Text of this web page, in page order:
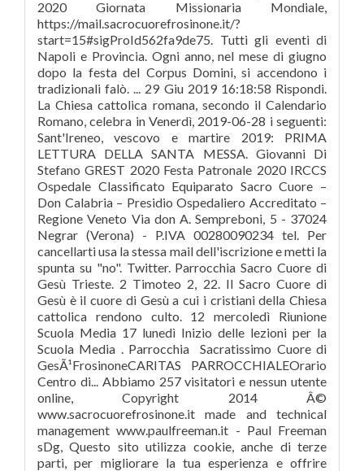
2020 Giornata Missionaria Mondiale,
https://mail.sacrocuorefrosinone.it/?
start=15#sigProId562fa9de75. Tutti gli eventi di
Napoli e Provincia. Ogni anno, nel mese di giugno
dopo la festa del Corpus Domini, si accendono i
tradizionali falò. ... 29 Giu 2019 16:18:58 Rispondi.
La Chiesa cattolica romana, secondo il Calendario
Romano, celebra in Venerdì, 2019-06-28 i seguenti:
Sant'Ireneo, vescovo e martire 2019: PRIMA
LETTURA DELLA SANTA MESSA. Giovanni Di
Stefano GREST 2020 Festa Patronale 2020 IRCCS
Ospedale Classificato Equiparato Sacro Cuore –
Don Calabria – Presidio Ospedaliero Accreditato –
Regione Veneto Via don A. Sempreboni, 5 - 37024
Negrar (Verona) - P.IVA 00280090234 tel. Per
cancellarti usa la stessa mail dell'iscrizione e metti la
spunta su "no". Twitter. Parrocchia Sacro Cuore di
Gesù Trieste. 2 Timoteo 2, 22. Il Sacro Cuore di
Gesù è il cuore di Gesù a cui i cristiani della Chiesa
cattolica rendono culto. 12 mercoledì Riunione
Scuola Media 17 lunedì Inizio delle lezioni per la
Scuola Media . Parrocchia Sacratissimo Cuore di
GesÃ¹FrosinoneCARITAS PARROCCHIALEOrario
Centro di... Abbiamo 257 visitatori e nessun utente
online, Copyright 2014 Â©
www.sacrocuorefrosinone.it made and technical
management www.paulfreeman.it - Paul Freeman
sDg, Questo sito utilizza cookie, anche di terze
parti, per migliorare la tua esperienza e offrire